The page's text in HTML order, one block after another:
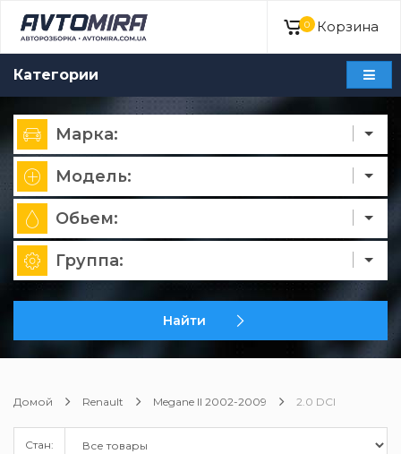
0 Корзина
Категории
Марка:
Модель:
Обьем:
Группа:
Найти
Домой Renault Megane II 2002-2009 2.0 DCI
Стан: